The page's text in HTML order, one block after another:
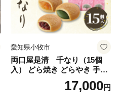
愛知県小牧市
両口屋是清 千なり（15個
入） どら焼き どらやき 手土
産 お土産 土産 丹波大納言小
豆 抹茶 林檎 りんご 慶事 お
17,000円